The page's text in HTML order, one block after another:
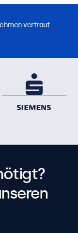
vertraut